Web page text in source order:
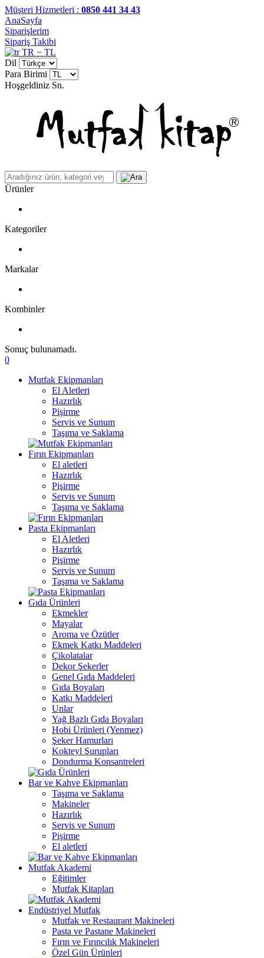
Müşteri Hizmetleri : 0850 441 34 43
AnaSayfa
Siparişlerim
Sipariş Takibi
TR − TL
Dil
Para Birimi
Hoşgeldiniz Sn.
Ürünler
Kategoriler
Markalar
Kombinler
Sonuç bulunamadı.
0
Mutfak Ekipmanları
El Aletleri
Hazırlık
Pişirme
Servis ve Sunum
Taşıma ve Saklama
Fırın Ekipmanları
El aletleri
Hazırlık
Pişirme
Servis ve Sunum
Taşıma ve Saklama
Pasta Ekipmanları
El Aletleri
Hazırlık
Pişirme
Servis ve Sunum
Taşıma ve Saklama
Gıda Ürünleri
Ekmekler
Mayalar
Aroma ve Özütler
Ekmek Katkı Maddeleri
Çikolatalar
Dekor Şekerler
Genel Gıda Maddeleri
Gıda Boyaları
Katkı Maddeleri
Unlar
Yağ Bazlı Gıda Boyaları
Hobi Ürünleri (Yenmez)
Şeker Hamurları
Kokteyl Şurupları
Dondurma Konsantreleri
Bar ve Kahve Ekipmanları
Taşıma ve Saklama
Makineler
Hazırlık
Servis ve Sunum
Pişirme
El aletleri
Mutfak Akademi
Eğitimler
Mutfak Kitapları
Endüstriyel Mutfak
Mutfak ve Restaurant Makineleri
Pasta ve Pastane Makineleri
Fırın ve Fırıncılık Makineleri
Özel Gün Ürünleri